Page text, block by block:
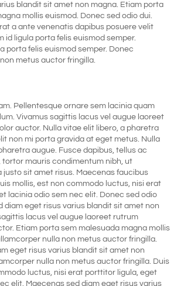
blandit sit amet non magna. Etiam porta
mollis euismod. Donec sed odio dui.
a ante venenatis dapibus posuere velit
id ligula porta felis euismod semper.
porta felis euismod semper. Donec
metus auctor fringilla.
Pellentesque ornare sem lacinia quam
Vivamus sagittis lacus vel augue laoreet
auctor. Nulla vitae elit libero, a pharetra
non mi porta gravida at eget metus. Nulla
augue. Fusce dapibus, tellus ac
tortor mauris condimentum nibh, ut
justo sit amet risus. Maecenas faucibus
mollis, est non commodo luctus, nisi erat
lacinia odio sem nec elit. Donec sed odio
diam eget risus varius blandit sit amet non
lacus vel augue laoreet rutrum
Etiam porta sem malesuada magna mollis
nulla non metus auctor fringilla.
eget risus varius blandit sit amet non
nulla non metus auctor fringilla. Duis
luctus, nisi erat porttitor ligula, eget
elit. Maecenas sed diam eget risus varius